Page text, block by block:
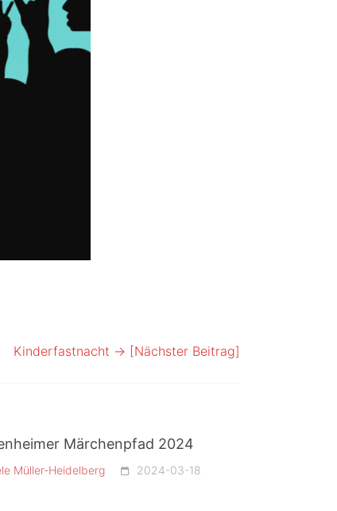
Kinderfastnacht → [Nächster Beitrag]
Märchenpfad 2024
Müller-Heidelberg 2024-03-18